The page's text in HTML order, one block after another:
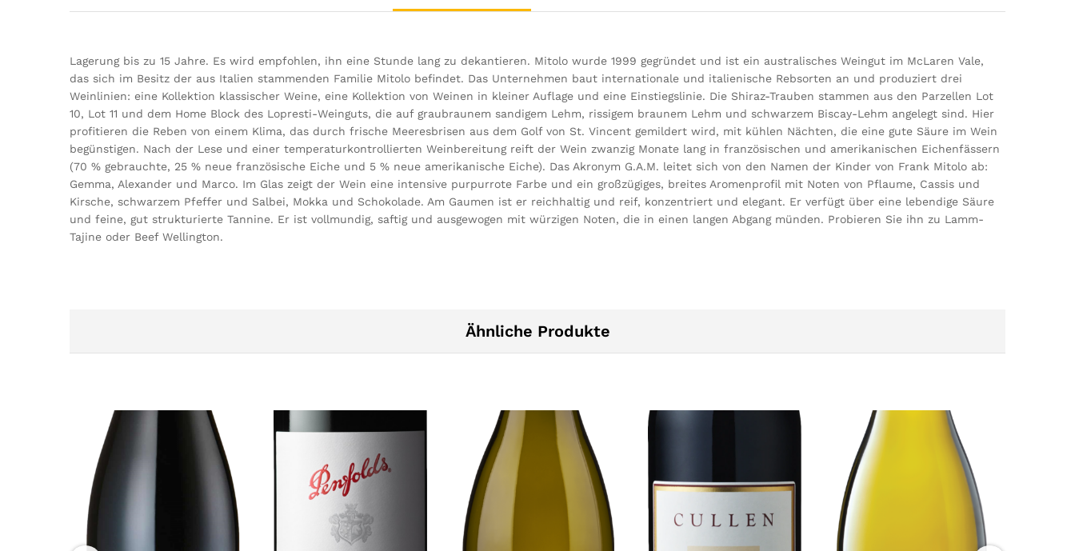
Lagerung bis zu 15 Jahre. Es wird empfohlen, ihn eine Stunde lang zu dekantieren. Mitolo wurde 1999 gegründet und ist ein australisches Weingut im McLaren Vale,
das sich im Besitz der aus Italien stammenden Familie Mitolo befindet. Das Unternehmen baut internationale und italienische Rebsorten an und produziert drei
Weinlinien: eine Kollektion klassischer Weine, eine Kollektion von Weinen in kleiner Auflage und eine Einstiegslinie. Die Shiraz-Trauben stammen aus den Parzellen Lot
10, Lot 11 und dem Home Block des Lopresti-Weinguts, die auf graubraunem sandigem Lehm, rissigem braunem Lehm und schwarzem Biscay-Lehm angelegt sind. Hier
profitieren die Reben von einem Klima, das durch frische Meeresbrisen aus dem Golf von St. Vincent gemildert wird, mit kühlen Nächten, die eine gute Säure im Wein
begünstigen. Nach der Lese und einer temperaturkontrollierten Weinbereitung reift der Wein zwanzig Monate lang in französischen und amerikanischen Eichenfässern
(70 % gebrauchte, 25 % neue französische Eiche und 5 % neue amerikanische Eiche). Das Akronym G.A.M. leitet sich von den Namen der Kinder von Frank Mitolo ab:
Gemma, Alexander und Marco. Im Glas zeigt der Wein eine intensive purpurrote Farbe und ein großzügiges, breites Aromenprofil mit Noten von Pflaume, Cassis und
Kirsche, schwarzem Pfeffer und Salbei, Mokka und Schokolade. Am Gaumen ist er reichhaltig und reif, konzentriert und elegant. Er verfügt über eine lebendige Säure
und feine, gut strukturierte Tannine. Er ist vollmundig, saftig und ausgewogen mit würzigen Noten, die in einen langen Abgang münden. Probieren Sie ihn zu Lamm-
Tajine oder Beef Wellington.
Ähnliche Produkte